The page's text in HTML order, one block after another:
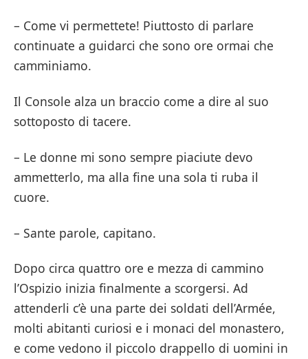
– Come vi permettete! Piuttosto di parlare
continuate a guidarci che sono ore ormai che
camminiamo.
Il Console alza un braccio come a dire al suo
sottoposto di tacere.
– Le donne mi sono sempre piaciute devo
ammetterlo, ma alla fine una sola ti ruba il
cuore.
– Sante parole, capitano.
Dopo circa quattro ore e mezza di cammino
l’Ospizio inizia finalmente a scorgersi. Ad
attenderli c’è una parte dei soldati dell’Armée,
molti abitanti curiosi e i monaci del monastero,
e come vedono il piccolo drappello di uomini in